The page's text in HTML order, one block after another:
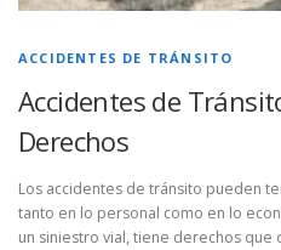
ACCIDENTES DE TRÁNSITO
Accidentes de
Derechos
Los accidentes de tránsito pueden
tanto en lo personal como en lo
un siniestro vial, tiene derechos